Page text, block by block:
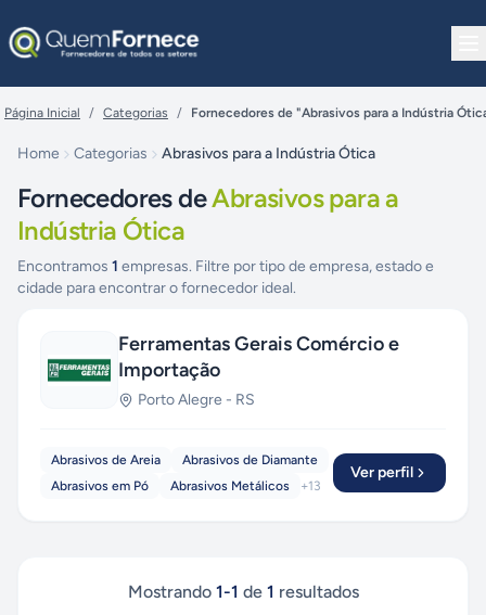
Página Inicial / Categorias / Fornecedores de "Abrasivos para a Indústria
Home Categorias Abrasivos para a Indústria Ótica
Fornecedores deAbrasivos para a
Indústria Ótica
Encontramos 1 empresas. Filtre por tipo de empresa, estado e
cidade para encontrar o fornecedor ideal.
Ferramentas Gerais Comércio e
Importação
Porto Alegre - RS
Abrasivos de Areia
Abrasivos de Diamante
Abrasivos em Pó
Abrasivos Metálicos +13
Ver perfil
Mostrando 1-1 de 1 resultados